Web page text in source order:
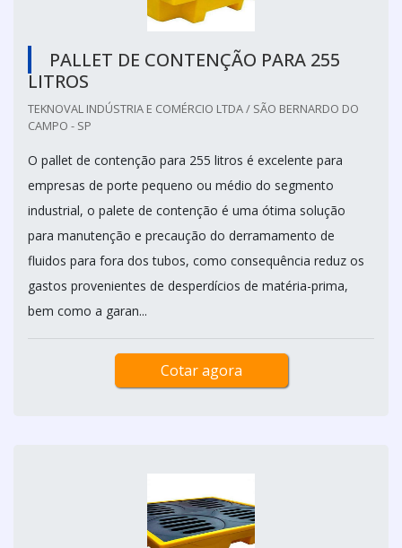
PALLET DE CONTENÇÃO PARA 255
LITROS
TEKNOVAL INDÚSTRIA E COMÉRCIO LTDA / SÃO BERNARDO DO
CAMPO - SP
O pallet de contenção para 255 litros é excelente para
empresas de porte pequeno ou médio do segmento
industrial, o palete de contenção é uma ótima solução
para manutenção e precaução do derramamento de
fluidos para fora dos tubos, como consequência reduz os
gastos provenientes de desperdícios de matéria-prima,
bem como a garan...
Cotar agora